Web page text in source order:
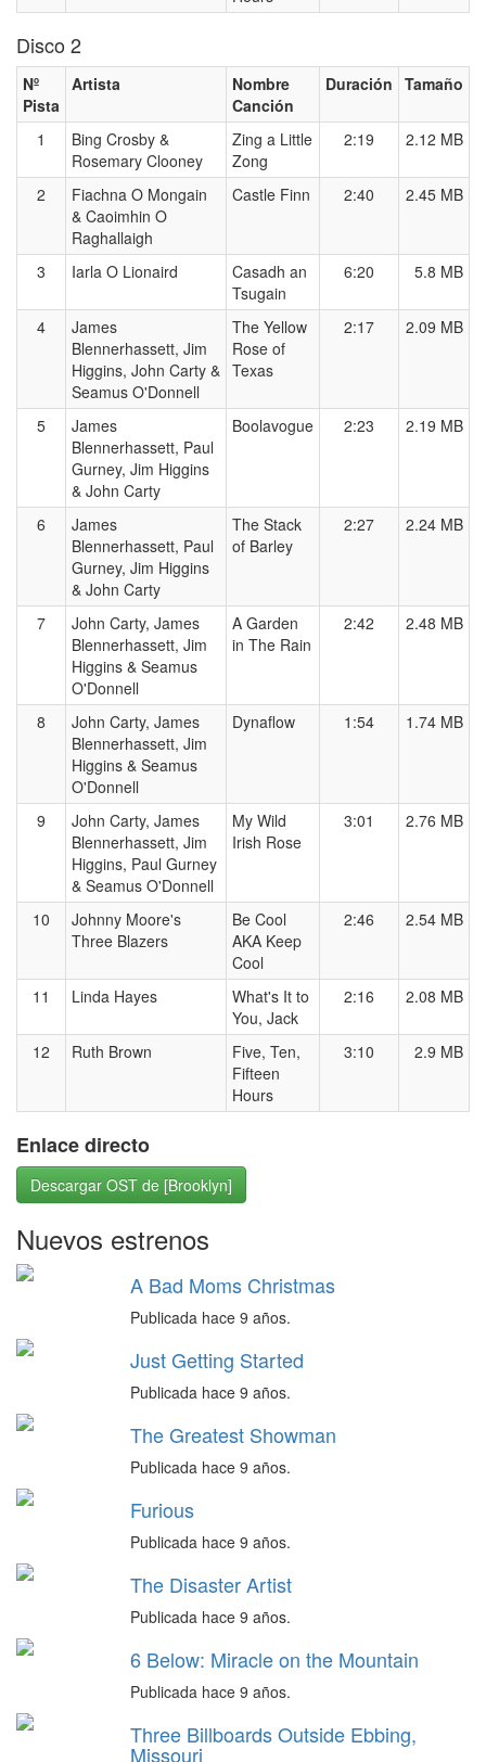
Disco 2
Nº
Pista
Artista
Nombre
Canción
Duración Tamaño
1
Bing Crosby &
Rosemary Clooney
Zing a Little
Zong
2:19 2.12 MB
2
Fiachna O Mongain
& Caoimhin O
Raghallaigh
Castle Finn 2:40 2.45 MB
3 Iarla O Lionaird
Casadh an
Tsugain
6:20 5.8 MB
4
James
Blennerhassett, Jim
Higgins, John Carty &
Seamus O'Donnell
The Yellow
Rose of
Texas
2:17 2.09 MB
5
James
Blennerhassett, Paul
Gurney, Jim Higgins
& John Carty
Boolavogue 2:23 2.19 MB
6
James
Blennerhassett, Paul
Gurney, Jim Higgins
& John Carty
The Stack
of Barley
2:27 2.24 MB
7
John Carty, James
Blennerhassett, Jim
Higgins & Seamus
O'Donnell
A Garden
in The Rain
2:42 2.48 MB
8
John Carty, James
Blennerhassett, Jim
Higgins & Seamus
O'Donnell
Dynaflow 1:54 1.74 MB
9
John Carty, James
Blennerhassett, Jim
Higgins, Paul Gurney
& Seamus O'Donnell
My Wild
Irish Rose
3:01 2.76 MB
10
Johnny Moore's
Three Blazers
Be Cool
AKA Keep
Cool
2:46 2.54 MB
11 Linda Hayes
What's It to
You, Jack
2:16 2.08 MB
12 Ruth Brown
Five, Ten,
Fifteen
Hours
3:10 2.9 MB
Enlace directo
Descargar OST de [Brooklyn]
Nuevos estrenos
A Bad Moms Christmas
Publicada hace 9 años.
Just Getting Started
Publicada hace 9 años.
The Greatest Showman
Publicada hace 9 años.
Furious
Publicada hace 9 años.
The Disaster Artist
Publicada hace 9 años.
6 Below: Miracle on the Mountain
Publicada hace 9 años.
Three Billboards Outside Ebbing,
Missouri